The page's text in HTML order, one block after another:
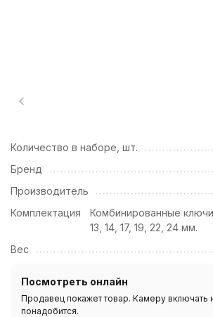
Количество в наборе, шт.
Бренд
Производитель
Комплектация
Комбинированные ключи
13, 14, 17, 19, 22, 24 мм.
Вес
Посмотреть онлайн
Продавец покажет товар. Камеру включать
понадобится.